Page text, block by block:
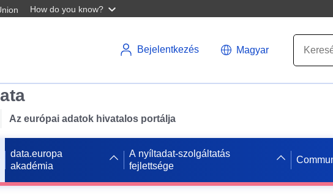
How do you know?
Bejelentkezés Magyar
Az európai adatok hivatalos portálja
data.europa
akadémia
A nyíltadat-szolgáltatás
fejlettsége